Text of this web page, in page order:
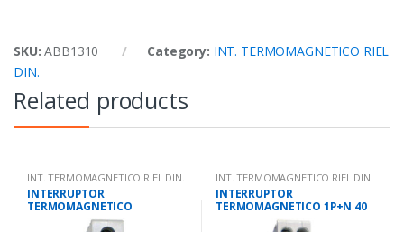
SKU:ABB1310 Category: INT. TERMOMAGNETICO RIEL
DIN.
Related products
INT. TERMOMAGNETICO RIEL DIN.
INTERRUPTOR
TERMOMAGNETICO
UNIPOLAR 40 AMPS 10KA IEC
INT. TERMOMAGNETICO RIEL DIN.
INTERRUPTOR
TERMOMAGNETICO 1P+N 40
AMPS 10KA IEC 947.2